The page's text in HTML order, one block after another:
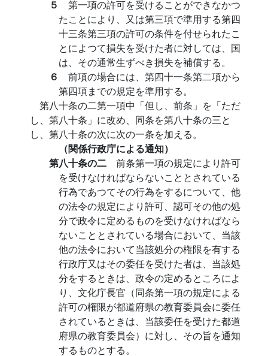
５ 第一項の許可を受けることができなかつ
たことにより、又は第三項で準用する第四
十三条第三項の許可の条件を付せられたこ
とによつて損失を受けた者に対しては、国
は、その通常生ずべき損失を補償する。
６ 前項の場合には、第四十一条第二項から
第四項までの規定を準用する。
第八十条の二第一項中「但し、前条」を「ただ
し、第八十条」に改め、同条を第八十条の三と
し、第八十条の次に次の一条を加える。
（関係行政庁による通知）
第八十条の二 前条第一項の規定により許可
を受けなければならないこととされている
行為であつてその行為をするについて、他
の法令の規定により許可、認可その他の処
分で政令に定めるものを受けなければなら
ないこととされている場合において、当該
他の法令において当該処分の権限を有する
行政庁又はその委任を受けた者は、当該処
分をするときは、政令の定めるところによ
り、文化庁長官（同条第一項の規定による
許可の権限が都道府県の教育委員会に委任
されているときは、当該委任を受けた都道
府県の教育委員会）に対し、その旨を通知
するものとする。